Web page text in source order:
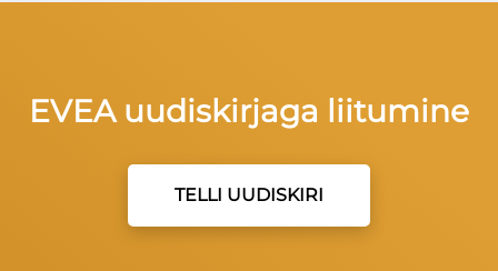
EVEA uudiskirjaga liitumine
TELLI UUDISKIRI